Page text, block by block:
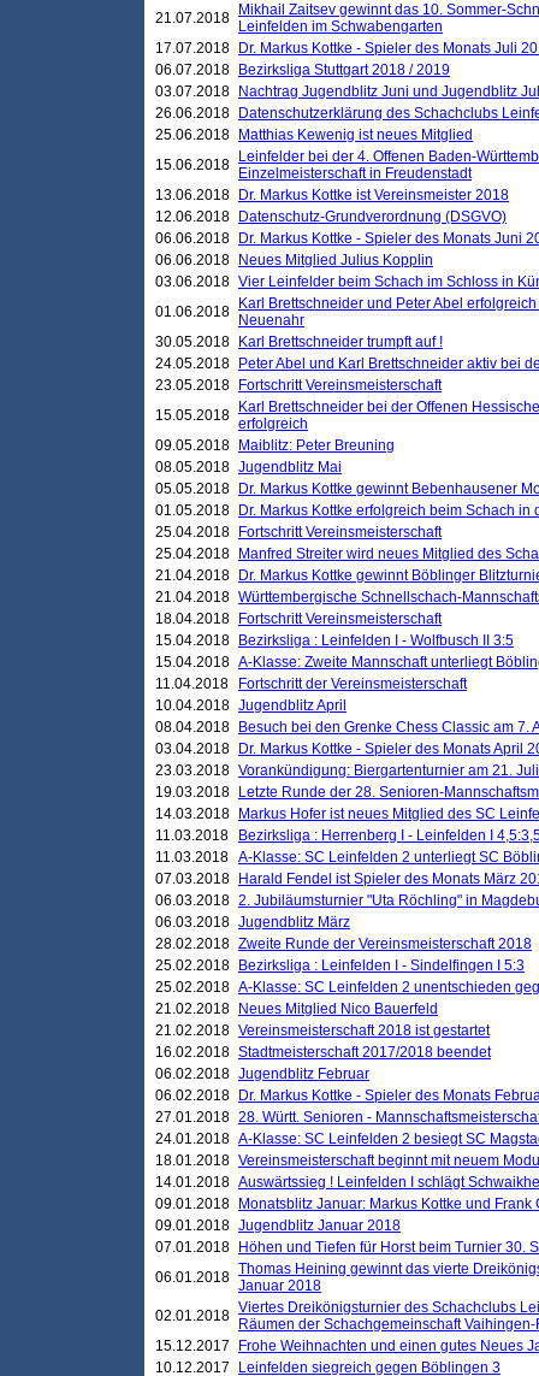
21.07.2018
Mikhail Zaitsev gewinnt das 10. Sommer-
Leinfelden im Schwabengarten
17.07.2018
Dr. Markus Kottke - Spieler des Monats Juli
06.07.2018
Bezirksliga Stuttgart 2018 / 2019
03.07.2018
Nachtrag Jugendblitz Juni und Jugendblitz
26.06.2018
Datenschutzerklärung des Schachclubs
25.06.2018
Matthias Kewenig ist neues Mitglied
15.06.2018
Leinfelder bei der 4. Offenen Baden-
Einzelmeisterschaft in Freudenstadt
13.06.2018
Dr. Markus Kottke ist Vereinsmeister 2018
12.06.2018
Datenschutz-Grundverordnung (DSGVO)
06.06.2018
Dr. Markus Kottke - Spieler des Monats Juni
06.06.2018
Neues Mitglied Julius Kopplin
03.06.2018 Vier Leinfelder beim Schach im Schloss in
01.06.2018
Karl Brettschneider und Peter Abel
Neuenahr
30.05.2018
Karl Brettschneider trumpft auf !
24.05.2018
Peter Abel und Karl Brettschneider aktiv bei
23.05.2018
Fortschritt Vereinsmeisterschaft
15.05.2018
Karl Brettschneider bei der Offenen
erfolgreich
09.05.2018
Maiblitz: Peter Breuning
08.05.2018 Jugendblitz Mai
05.05.2018
Dr. Markus Kottke gewinnt Bebenhausener
01.05.2018
Dr. Markus Kottke erfolgreich beim Schach
25.04.2018
Fortschritt Vereinsmeisterschaft
25.04.2018
Manfred Streiter wird neues Mitglied des
21.04.2018
Dr. Markus Kottke gewinnt Böblinger
21.04.2018 Württembergische Schnellschach-
18.04.2018
Fortschritt Vereinsmeisterschaft
15.04.2018
Bezirksliga : Leinfelden I - Wolfbusch II 3:5
15.04.2018 A-Klasse: Zweite Mannschaft unterliegt
11.04.2018
Fortschritt der Vereinsmeisterschaft
10.04.2018 Jugendblitz April
08.04.2018
Besuch bei den Grenke Chess Classic am 7.
03.04.2018
Dr. Markus Kottke - Spieler des Monats April
23.03.2018 Vorankündigung: Biergartenturnier am 21.
19.03.2018
Letzte Runde der 28. Senioren-
14.03.2018
Markus Hofer ist neues Mitglied des SC
11.03.2018
Bezirksliga : Herrenberg I - Leinfelden I
11.03.2018 A-Klasse: SC Leinfelden 2 unterliegt SC
07.03.2018
Harald Fendel ist Spieler des Monats März
06.03.2018 2. Jubiläumsturnier "Uta Röchling" in
06.03.2018 Jugendblitz März
28.02.2018 Zweite Runde der Vereinsmeisterschaft 2018
25.02.2018
Bezirksliga : Leinfelden I - Sindelfingen I 5:3
25.02.2018 A-Klasse: SC Leinfelden 2 unentschieden
21.02.2018
Neues Mitglied Nico Bauerfeld
21.02.2018 Vereinsmeisterschaft 2018 ist gestartet
16.02.2018 Stadtmeisterschaft 2017/2018 beendet
06.02.2018 Jugendblitz Februar
06.02.2018
Dr. Markus Kottke - Spieler des Monats
27.01.2018 28. Württ. Senioren -
24.01.2018 A-Klasse: SC Leinfelden 2 besiegt SC
18.01.2018 Vereinsmeisterschaft beginnt mit neuem
14.01.2018 Auswärtssieg ! Leinfelden I schlägt
09.01.2018
Monatsblitz Januar: Markus Kottke und
09.01.2018 Jugendblitz Januar 2018
07.01.2018
Höhen und Tiefen für Horst beim Turnier 30.
06.01.2018 Thomas Heining gewinnt das vierte
Januar 2018
02.01.2018 Viertes Dreikönigsturnier des Schachclubs
Räumen der Schachgemeinschaft
15.12.2017
Frohe Weihnachten und einen gutes Neues
10.12.2017
Leinfelden siegreich gegen Böblingen 3